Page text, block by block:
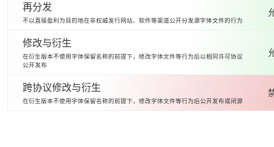
再分发
不以直接盈利为目的地在非权威发行网站、软件等渠道公开分发源字体文件的行为
修改与衍生
在衍生版本不使用字体保留名称的前提下，修改字体文件等行为后以相同许可协议
公开发布
跨协议修改与衍生
在衍生版本不使用字体保留名称的前提下，修改字体文件等行为后公开发布或闭源